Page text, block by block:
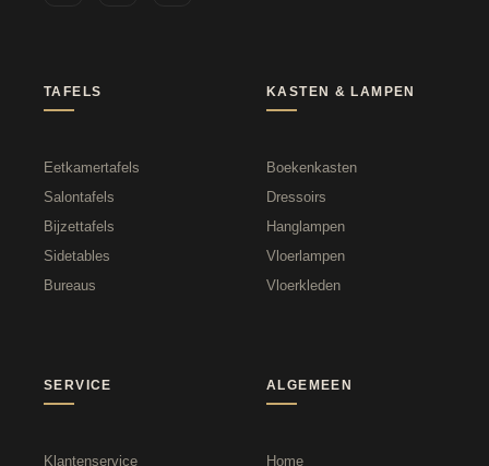
TAFELS
Eetkamertafels
Salontafels
Bijzettafels
Sidetables
Bureaus
KASTEN & LAMPEN
Boekenkasten
Dressoirs
Hanglampen
Vloerlampen
Vloerkleden
SERVICE
Klantenservice
ALGEMEEN
Home